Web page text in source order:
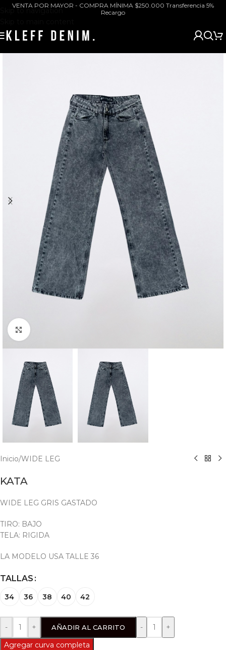
Skip to navigation
VENTA POR MAYOR - COMPRA MÍNIMA $250.000 Transferencia 5%
Recargo
Agrandar
Inicio/WIDE LEG
KATA
WIDE LEG GRIS GASTADO
TIRO: BAJO
TELA: RIGIDA
LA MODELO USA TALLE 36
TALLAS
34 36 38 40 42
- + AÑADIR AL CARRITO
Agregar curva completa